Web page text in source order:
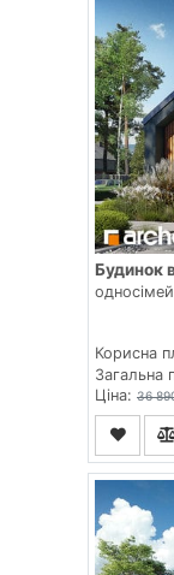
Будинок
Корисна
Загальна
Ціна: 36